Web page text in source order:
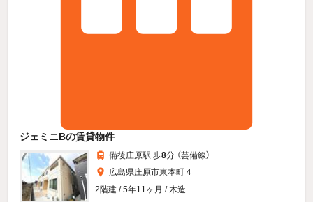
ジェミニBの賃貸物件
備後庄原駅 歩8分 （芸備線）
広島県庄原市東本町４
2階建 / 5年11ヶ月 / 木造